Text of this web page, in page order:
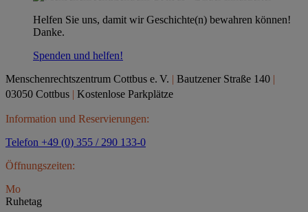
Helfen Sie uns, damit wir Geschichte(n) bewahren können!
Danke.
Spenden und helfen!
Menschenrechtszentrum Cottbus e. V. | Bautzener Straße 140 |
03050 Cottbus | Kostenlose Parkplätze
Information und Reservierungen:
Telefon +49 (0) 355 / 290 133-0
Öffnungszeiten:
Mo
Ruhetag